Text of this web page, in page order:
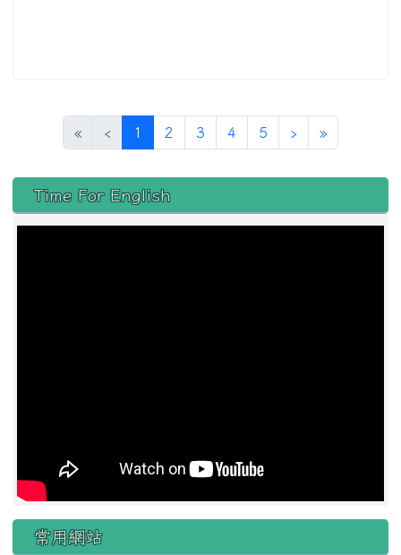
« ‹ 1 (目前頁次)
2 3 4 5 ›下一頁
»最後頁
左邊區域內容
Time For English
常用網站